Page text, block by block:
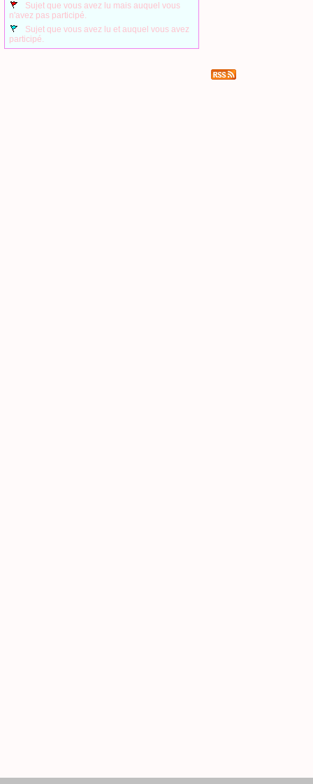
Sujet que vous avez lu mais auquel vous
n'avez pas participé.
Sujet que vous avez lu et auquel vous avez
participé.